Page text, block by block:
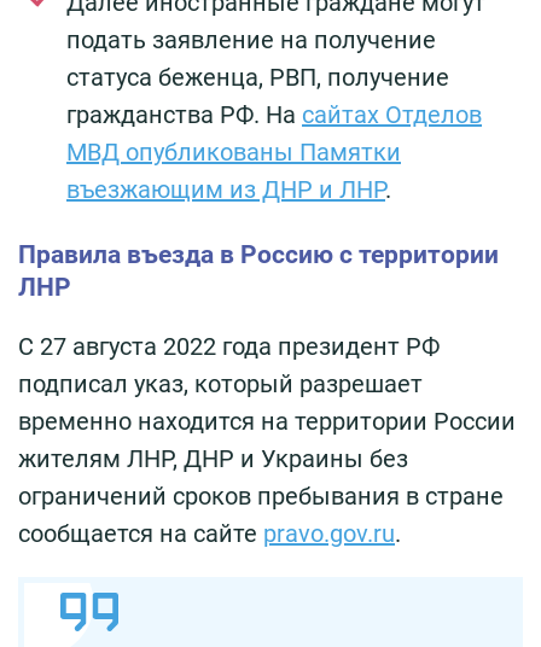
подать заявление на получение
статуса беженца, РВП, получение
гражданства РФ. На сайтах Отделов
МВД опубликованы Памятки
въезжающим из ДНР и ЛНР.
Правила въезда в Россию с территории
ЛНР
С 27 августа 2022 года президент РФ
подписал указ, который разрешает
временно находится на территории России
жителям ЛНР, ДНР и Украины без
ограничений сроков пребывания в стране
сообщается на сайте pravo.gov.ru.